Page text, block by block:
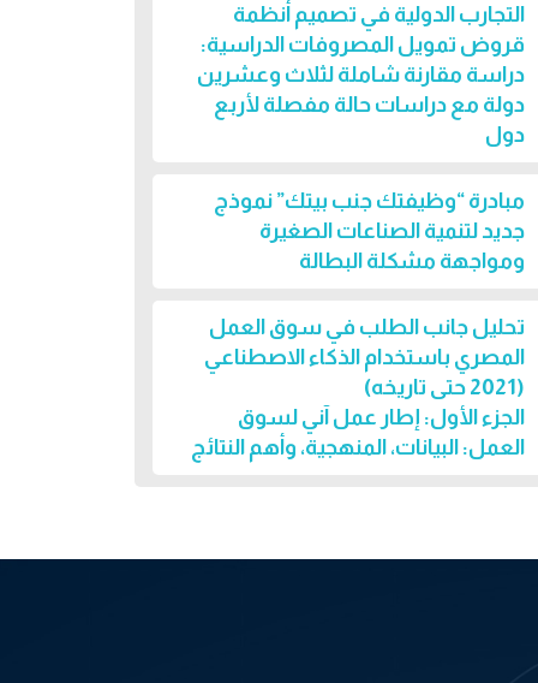
التجارب الدولية في تصميم أنظمة
قروض تمويل المصروفات الدراسية:
دراسة مقارنة شاملة لثلاث وعشرين
دولة مع دراسات حالة مفصلة لأربع
دول
مبادرة “وظيفتك جنب بيتك” نموذج
جديد لتنمية الصناعات الصغيرة
ومواجهة مشكلة البطالة
تحليل جانب الطلب في سوق العمل
المصري باستخدام الذكاء الاصطناعي
(2021 حتى تاريخه)
الجزء الأول: إطار عمل آني لسوق
العمل: البيانات، المنهجية، وأهم النتائج